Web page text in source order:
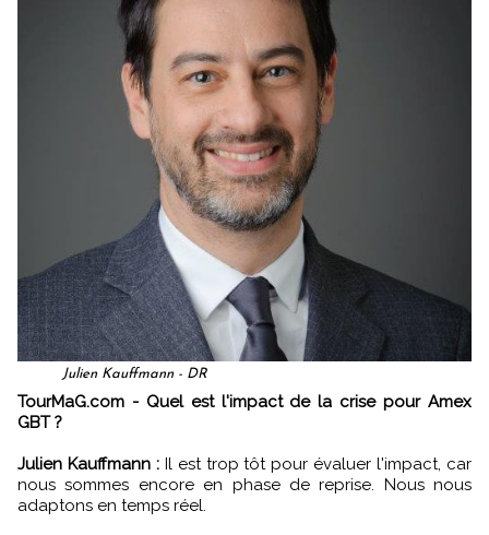
Julien Kauffmann - DR
TourMaG.com - Quel est l'impact de la crise pour Amex
GBT ?
Julien Kauffmann :Il est trop tôt pour évaluer l'impact, car
nous sommes encore en phase de reprise. Nous nous
adaptons en temps réel.